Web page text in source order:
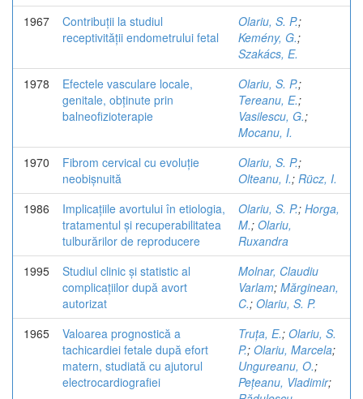
1967
Contribuții la studiul
receptivității endometrului fetal
Olariu, S. P.;
Kemény, G.;
Szakács, E.
1978
Efectele vasculare locale,
genitale, obținute prin
balneofizioterapie
Olariu, S. P.;
Tereanu, E.;
Vasilescu, G.;
Mocanu, I.
1970
Fibrom cervical cu evoluție
neobișnuită
Olariu, S. P.;
Olteanu, I.; Rücz, I.
1986
Implicațiile avortului în etiologia,
tratamentul și recuperabilitatea
tulburărilor de reproducere
Olariu, S. P.; Horga,
M.; Olariu,
Ruxandra
1995
Studiul clinic și statistic al
complicațiilor după avort
autorizat
Molnar, Claudiu
Varlam; Mărginean,
C.; Olariu, S. P.
1965
Valoarea prognostică a
tachicardiei fetale după efort
matern, studiată cu ajutorul
electrocardiografiei
Truța, E.; Olariu, S.
P.; Olariu, Marcela;
Ungureanu, O.;
Pețeanu, Vladimir;